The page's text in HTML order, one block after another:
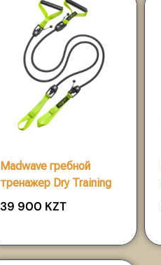
Madwave гребной
тренажер Dry Training
39 900 KZT